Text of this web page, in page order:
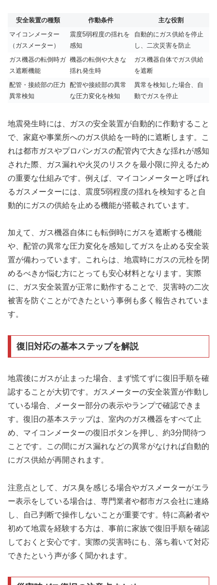
安全装置の種類 作動条件
主な役割
マイコンメーター
（ガスメーター）
震度5弱程度の揺れを
感知
自動的にガス供給を停止
し、二次災害を防止
ガス機器の転倒時ガ
ス遮断機能
機器の転倒や大きな
揺れ発生時
ガス機器自体でガス供給
を遮断
配管・接続部の圧力
異常検知
配管や接続部の異常
な圧力変化を検知
異常を検知した場合、自
動でガスを停止
地震発生時には、ガスの安全装置が自動的に作動すること
で、家庭や事業所へのガス供給を一時的に遮断します。こ
れは都市ガスやプロパンガスの配管内で大きな揺れが感知
された際、ガス漏れや火災のリスクを最小限に抑えるため
の重要な仕組みです。例えば、マイコンメーターと呼ばれ
るガスメーターには、震度5弱程度の揺れを検知すると自
動的にガスの供給を止める機能が搭載されています。
加えて、ガス機器自体にも転倒時にガスを遮断する機能
や、配管の異常な圧力変化を感知してガスを止める安全装
置が備わっています。これらは、地震時にガスの元栓を閉
めるべきか悩む方にとっても安心材料となります。実際
に、ガス安全装置が正常に動作することで、災害時の二次
被害を防ぐことができたという事例も多く報告されていま
す。
復旧対応の基本ステップを解説
地震後にガスが止まった場合、まず慌てずに復旧手順を確
認することが大切です。ガスメーターの安全装置が作動し
ている場合、メーター部分の表示やランプで確認できま
す。復旧の基本ステップは、室内のガス機器をすべて止
め、マイコンメーターの復旧ボタンを押し、約3分間待つ
ことです。この間にガス漏れなどの異常がなければ自動的
にガス供給が再開されます。
注意点として、ガス臭を感じる場合やガスメーターがエラ
ー表示をしている場合は、専門業者や都市ガス会社に連絡
し、自己判断で操作しないことが重要です。特に高齢者や
初めて地震を経験する方は、事前に家族で復旧手順を確認
しておくと安心です。実際の災害時にも、落ち着いて対応
できたという声が多く聞かれます。